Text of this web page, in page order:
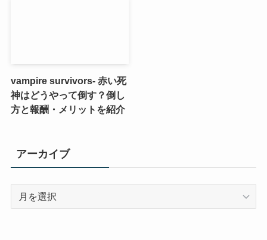
vampire survivors- 赤い死
神はどうやって倒す？倒し
方と報酬・メリットを紹介
アーカイブ